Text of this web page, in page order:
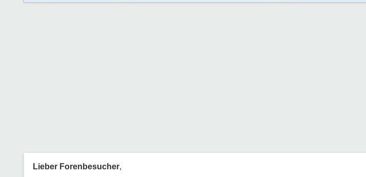
Lieber Forenbesucher,